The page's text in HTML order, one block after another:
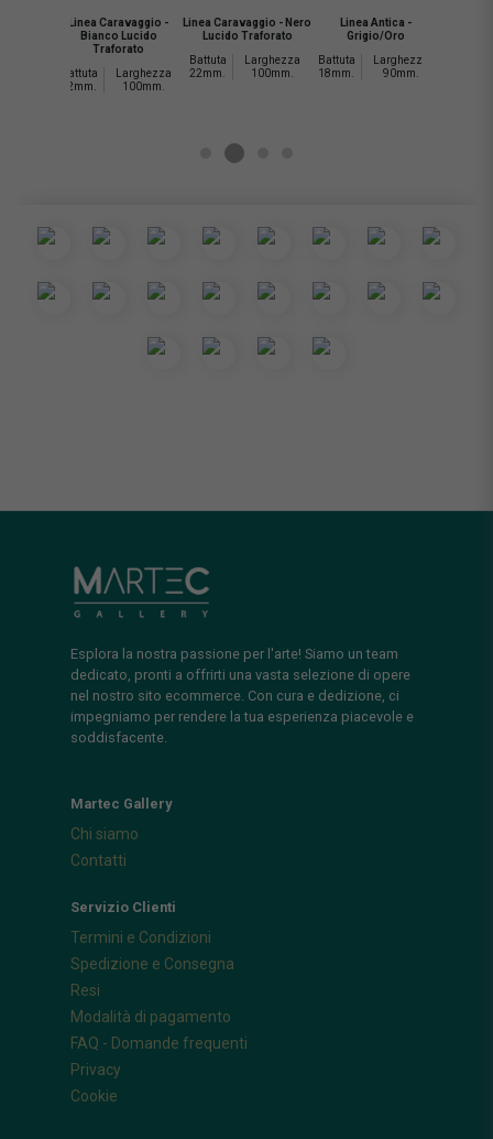
Esplora la nostra passione per l'arte! Siamo un team
dedicato, pronti a offrirti una vasta selezione di opere
nel nostro sito ecommerce. Con cura e dedizione, ci
impegniamo per rendere la tua esperienza piacevole e
soddisfacente.
Martec Gallery
Chi siamo
Contatti
Servizio Clienti
Termini e Condizioni
Spedizione e Consegna
Resi
Modalità di pagamento
FAQ - Domande frequenti
Privacy
Cookie